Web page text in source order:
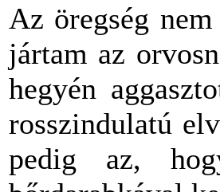
Az öregség
jártam az
hegyén
rosszindulatú
pedig az,